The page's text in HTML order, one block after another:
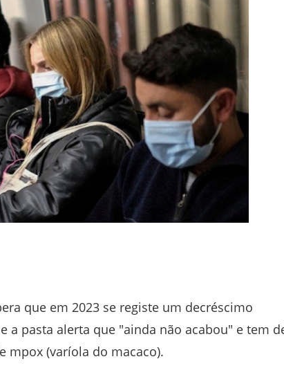
que em 2023 se registe um decréscimo
a pasta alerta que "ainda não acabou" e tem
mpox (varíola do macaco).